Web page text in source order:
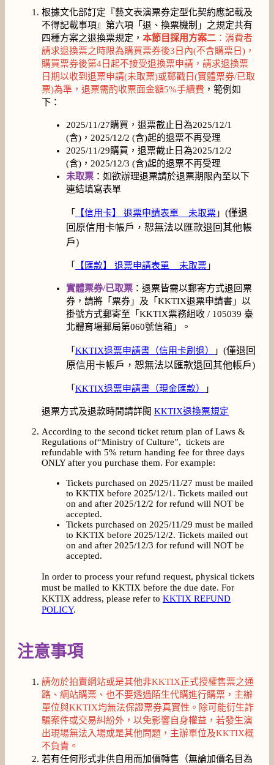
根據文化部訂定『藝文表演票券定型化契約應記載及
不得記載事項』第六項「退、換票機制」之規定共有
四種方案之退換票規定， 本節目採用方案二 ：消費者
請求退換票之時限為購買票券後3日內(不含購票日)，
購買票券後第4日起不接受退換票申請， 請求退換票
日期以收到退票申請(未取票)或郵戳日(實體票券/已取
票)為準，退票需酌收票面金額5%手續費 ，範例如
下：
2025/11/27購買，退票截止日為2025/12/1
(含)，2025/12/2 (含)起的退票不再受理
2025/11/29購買，退票截止日為2025/12/2
(含)，2025/12/3 (含)起的退票不再受理
未取票 ：如欲辦理退票請於退票期限內至以下
連結填寫表單
「 【信用卡】 退票申請表單 _ 未取票 」 (僅退
回原信用卡帳戶，恕無法以匯款退回其他帳
戶)
「 【匯款】 退票申請表單 _ 未取票 」
實體票券/已取票 ：退票皆需以郵寄方式退回票
券，請將「票券」及「KKTIX退票申請書」以
掛號方式郵寄至「KKTIX票務組收 / 105039 臺
北體育場郵局第060號信箱」。
「 KKTIX退票申請書（信用卡刷退） 」 (僅退回
原信用卡帳戶，恕無法以匯款退回其他帳戶)
「 KKTIX退票申請書（現金匯款） 」
退票方式及退款時間請詳閱 KKTIX退換票規定
According to the second ticket return plan of Laws &
Regulations of“Ministry of Culture”, tickets are
refundable with 5% return handing fee for three days
ONLY after you purchase them. For example:
Tickets purchased on 2025/11/27 must be mailed
to KKTIX before 2025/12/1. Tickets mailed out
on and after 2025/12/2 for refund will NOT be
accepted.
Tickets purchased on 2025/11/29 must be mailed
to KKTIX before 2025/12/2. Tickets mailed out
on and after 2025/12/3 for refund will NOT be
accepted.
In order to process your refund request, physical tickets
must be mailed to KKTIX before the due date. For
KKTIX address, please refer to KKTIX REFUND
POLICY.
注意事項
請勿於拍賣網站或是其他非KKTIX正式授權售票之通
路、網站購票、也不要透過陌生代購進行購票，主辦
單位與KKTIX均無法保證票券真實性。除可能衍生詐
騙案件或交易糾紛外，以免影響自身權益，若發生演
出現場無法入場或是其他問題，主辦單位及KKTIX概
不負責。
若有任何形式非供自用而加價轉售（無論加價名目為